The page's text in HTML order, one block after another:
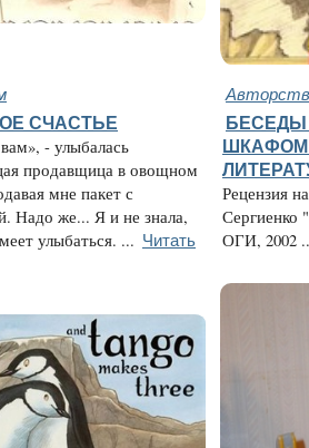
СЧАСТЬЕ
- улыбалась
продавщица в овощном
мне пакет с
Надо же... Я и не знала,
улыбаться. ... Читать
ШКАФОМ
Рецензия
Сергиенко
ОГИ, 2002